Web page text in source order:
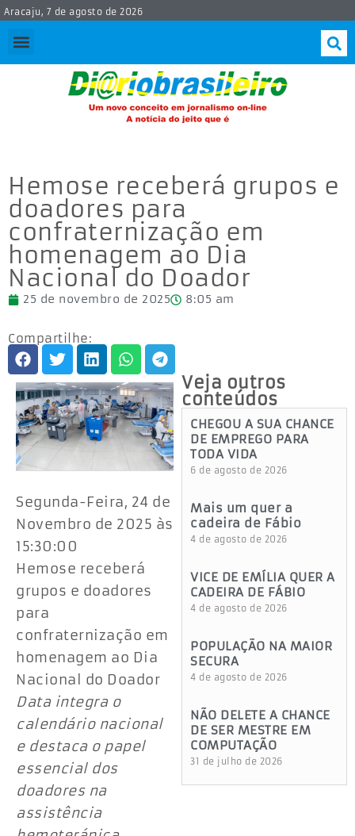
Aracaju, 7 de agosto de 2026
Hemose receberá grupos e
doadores para
confraternização em
homenagem ao Dia
Nacional do Doador
25 de novembro de 2025 8:05 am
Compartilhe:
Segunda-Feira, 24 de
Novembro de 2025 às
15:30:00
Hemose receberá
grupos e doadores
para
confraternização em
homenagem ao Dia
Nacional do Doador
Data integra o
calendário nacional
e destaca o papel
essencial dos
doadores na
assistência
Veja outros
conteúdos
CHEGOU A SUA CHANCE
DE EMPREGO PARA
TODA VIDA
6 de agosto de 2026
Mais um quer a
cadeira de Fábio
4 de agosto de 2026
VICE DE EMÍLIA QUER A
CADEIRA DE FÁBIO
4 de agosto de 2026
POPULAÇÃO NA MAIOR
SECURA
4 de agosto de 2026
NÃO DELETE A CHANCE
DE SER MESTRE EM
COMPUTAÇÃO
31 de julho de 2026